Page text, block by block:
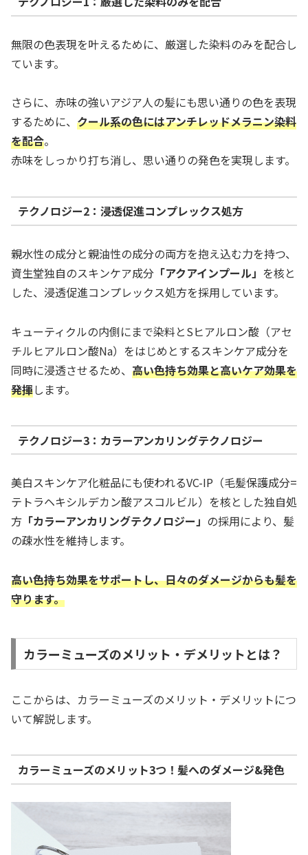
無限の色表現を叶えるために、厳選した染料のみを配合し
ています。
さらに、赤味の強いアジア人の髪にも思い通りの色を表現
するために、 クール系の色にはアンチレッドメラニン染料
を配合。
赤味をしっかり打ち消し、思い通りの発色を実現します。
テクノロジー2：浸透促進コンプレックス処方
親水性の成分と親油性の成分の両方を抱え込む力を持つ、
資生堂独自のスキンケア成分 「アクアインプール」 を核と
した、浸透促進コンプレックス処方を採用しています。
キューティクルの内側にまで染料とSヒアルロン酸（アセ
チルヒアルロン酸Na）をはじめとするスキンケア成分を
同時に浸透させるため、 高い色持ち効果と高いケア効果を
発揮します。
テクノロジー3：カラーアンカリングテクノロジー
美白スキンケア化粧品にも使われるVC-IP（毛髪保護成分=
テトラヘキシルデカン酸アスコルビル）を核とした独自処
方 「カラーアンカリングテクノロジー」 の採用により、髪
の疎水性を維持します。
高い色持ち効果をサポートし、日々のダメージからも髪を
守ります。
カラーミューズのメリット・デメリットとは？
ここからは、カラーミューズのメリット・デメリットにつ
いて解説します。
カラーミューズのメリット3つ！髪へのダメージ&発色